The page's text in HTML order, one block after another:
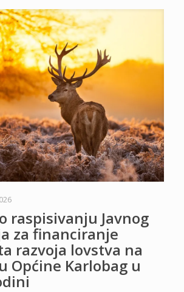
raspisivanju Javnog
za financiranje
razvoja lovstva na
Općine Karlobag u